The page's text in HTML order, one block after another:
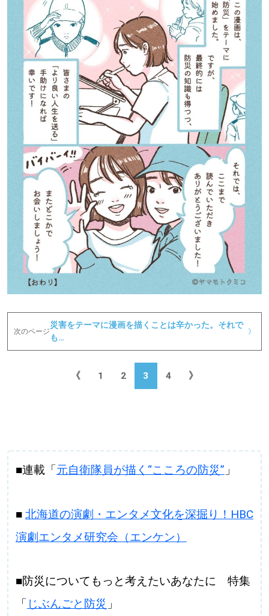
パートナーメディア Sitakkeパートナー
広告掲載
情報提供・お問い合わせ 利用規約
プライバシーポリシー
閉じる
次のページ
災害をテーマに漫画を描くことは辛かった。それで
も…
》
《 1 2 3 4 》
■連載「元自衛隊員が描く“こころの防災” 」
■ 北海道の演劇・エンタメ文化を深掘り！HBC
演劇エンタメ研究会（エンケン）
■防災についてもっと考えたいあなたに 特集
「 じぶんごと防災 」